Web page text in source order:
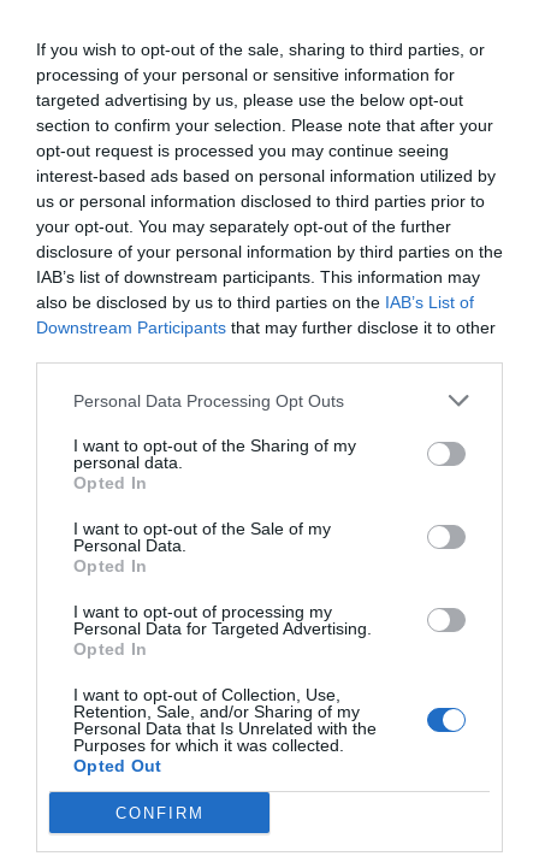
If you wish to opt-out of the sale, sharing to third parties, or
processing of your personal or sensitive information for
targeted advertising by us, please use the below opt-out
section to confirm your selection. Please note that after your
opt-out request is processed you may continue seeing
interest-based ads based on personal information utilized by
us or personal information disclosed to third parties prior to
your opt-out. You may separately opt-out of the further
disclosure of your personal information by third parties on the
IAB’s list of downstream participants. This information may
also be disclosed by us to third parties on the IAB’s List of
Downstream Participants that may further disclose it to other
Personal Data Processing Opt Outs
I want to opt-out of the Sharing of my
personal data.
Opted In
I want to opt-out of the Sale of my
Personal Data.
Opted In
I want to opt-out of processing my
Personal Data for Targeted Advertising.
Opted In
I want to opt-out of Collection, Use,
Retention, Sale, and/or Sharing of my
Personal Data that Is Unrelated with the
Purposes for which it was collected.
Opted Out
CONFIRM
moderaría hasta el 2,2 %.